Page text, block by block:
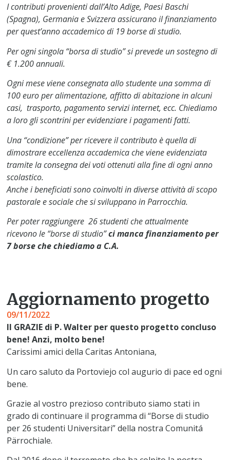
I contributi provenienti dall’Alto Adige, Paesi Baschi
(Spagna), Germania e Svizzera assicurano il finanziamento
per quest’anno accademico di 19 borse di studio.
Per ogni singola “borsa di studio” si prevede un sostegno di
€ 1.200 annuali.
Ogni mese viene consegnata allo studente una somma di
100 euro per alimentazione, affitto di abitazione in alcuni
casi, trasporto, pagamento servizi internet, ecc. Chiediamo
a loro gli scontrini per evidenziare i pagamenti fatti.
Una “condizione” per ricevere il contributo è quella di
dimostrare eccellenza accademica che viene evidenziata
tramite la consegna dei voti ottenuti alla fine di ogni anno
scolastico.
Anche i beneficiati sono coinvolti in diverse attività di scopo
pastorale e sociale che si sviluppano in Parrocchia.
Per poter raggiungere 26 studenti che attualmente
ricevono le “borse di studio”ci manca finanziamento per
7 borse che chiediamo a C.A.
Aggiornamento progetto
09/11/2022
Il GRAZIE di P. Walter per questo progetto concluso
bene! Anzi, molto bene!
Carissimi amici della Caritas Antoniana,
Un caro saluto da Portoviejo col augurio di pace ed ogni
bene.
Grazie al vostro prezioso contributo siamo stati in
grado di continuare il programma di “Borse di studio
per 26 studenti Universitari” della nostra Comunitá
Pärrochiale.